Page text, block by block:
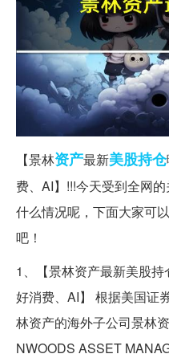
【景林资产最新美股持仓
费、AI】!!!今天受到全网
什么情况呢，下面大家可
吧！
1、【景林资产最新美股
好消费、AI】 根据美国证
林资产的海外子公司景林
NWOODS ASSET